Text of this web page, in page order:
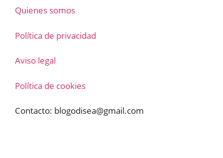
Quienes somos
Política de privacidad
Aviso legal
Política de cookies
Contacto: blogodisea@gmail.com